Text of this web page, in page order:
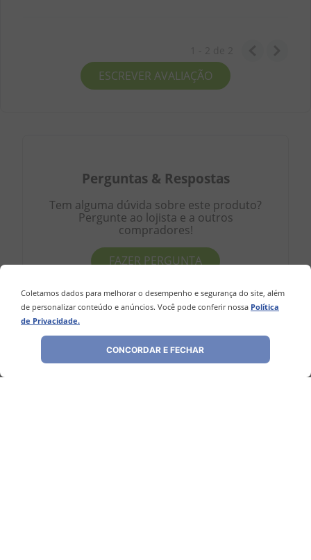
Coletamos dados para melhorar o desempenho e segurança do site, além
de personalizar conteúdo e anúncios. Você pode conferir nossa Política
de Privacidade.
CONCORDAR E FECHAR
ESCREVER AVALIAÇÃO
Perguntas & Respostas
Tem alguma dúvida sobre este produto?
Pergunte ao lojista e a outros
compradores!
FAZER PERGUNTA
Este produto ainda não possui Perguntas
e Respostas.
1 - 0de